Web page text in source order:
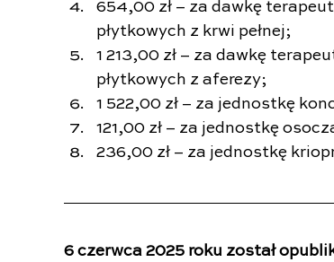
654,00 zł – za dawkę
płytkowych z krwi pełnej;
1 213,00 zł – za dawkę
płytkowych z aferezy;
1 522,00 zł – za jednostkę
121,00 zł – za jednostkę
236,00 zł – za jednostkę
6 czerwca 2025 roku został